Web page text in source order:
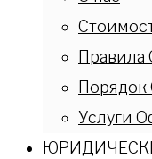
Правила
Услуги